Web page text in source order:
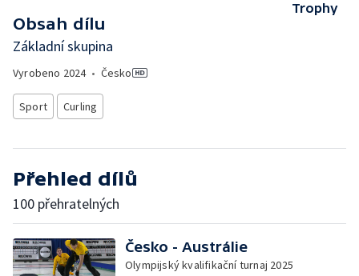
Obsah dílu
Základní skupina
Vyrobeno 2024• Česko
Sport Curling
Trophy
Přehled dílů
100 přehratelných
Česko - Austrálie
Olympijský kvalifikační turnaj 2025